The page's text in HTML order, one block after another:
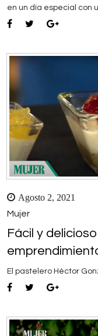
en un día especial con
Agosto 2, 2021
Mujer
Fácil y
El pastelero Héctor